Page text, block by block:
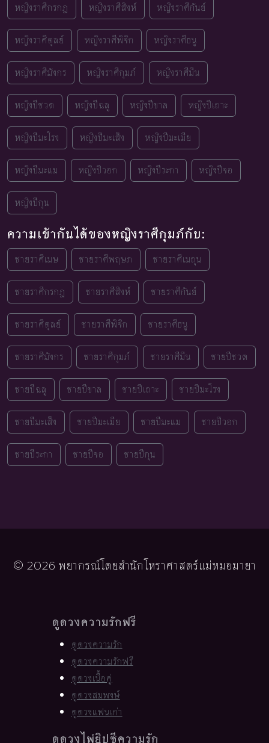
หญิงราศีกรกฎ หญิงราศีสิงห์ หญิงราศีกันย์
หญิงราศีตุลย์ หญิงราศีพิจิก หญิงราศีธนู
หญิงราศีมังกร หญิงราศีกุมภ์ หญิงราศีมีน
หญิงปีชวด หญิงปีฉลู หญิงปีขาล หญิงปีเถาะ
หญิงปีมะโรง หญิงปีมะเส็ง หญิงปีมะเมีย
หญิงปีมะแม หญิงปีวอก หญิงปีระกา หญิงปีจอ
หญิงปีกุน
ความเข้ากันได้ของหญิงราศีกุมภ์กับ:
ชายราศีเมษ ชายราศีพฤษภ ชายราศีเมถุน
ชายราศีกรกฎ ชายราศีสิงห์ ชายราศีกันย์
ชายราศีตุลย์ ชายราศีพิจิก ชายราศีธนู
ชายราศีมังกร ชายราศีกุมภ์ ชายราศีมีน ชายปีชวด
ชายปีฉลู ชายปีขาล ชายปีเถาะ ชายปีมะโรง
ชายปีมะเส็ง ชายปีมะเมีย ชายปีมะแม ชายปีวอก
ชายปีระกา ชายปีจอ ชายปีกุน
© 2026 พยากรณ์โดยสำนักโหราศาสตร์แม่หมอมายา
ดูดวงความรักฟรี
ดูดวงความรัก
ดูดวงความรักฟรี
ดูดวงเนื้อคู่
ดูดวงสมพงษ์
ดูดวงแฟนเก่า
ดูดวงไพ่ยิปซีความรัก